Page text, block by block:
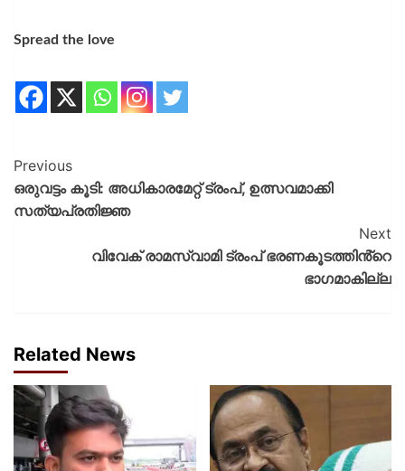
Spread the love
Previous
ഒരുവട്ടം കൂടി: അധികാരമേറ്റ് ട്രംപ്, ഉത്സവമാക്കി
സത്യപ്രതിജ്ഞ
Next
വിവേക് രാമസ്വാമി ട്രംപ് ഭരണകൂടത്തിൻ്റെ
ഭാഗമാകില്ല
Related News